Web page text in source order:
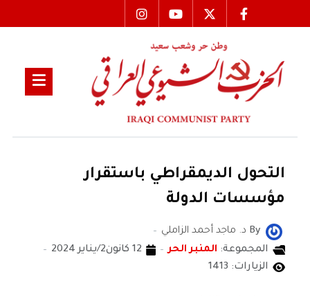
التحول الديمقراطي باستقرار
مؤسسات الدولة
By د. ماجد أحمد الزاملي
المجموعة: المنبر الحر
12 كانون2/يناير 2024
الزيارات: 1413